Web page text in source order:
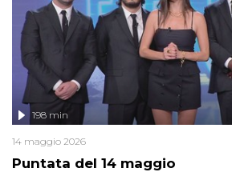
l'intervista inedita a Olindo Romano,
Puntata del 14 maggio
198 min
14 maggio 2026